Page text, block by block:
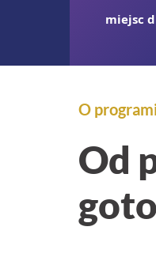
miejsc
O
Od